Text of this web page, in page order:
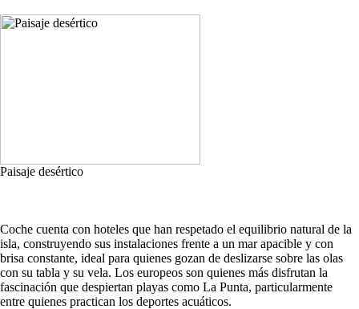
Paisaje desértico
Coche cuenta con hoteles que han respetado el equilibrio natural de la
isla, construyendo sus instalaciones frente a un mar apacible y con
brisa constante, ideal para quienes gozan de deslizarse sobre las olas
con su tabla y su vela. Los europeos son quienes más disfrutan la
fascinación que despiertan playas como La Punta, particularmente
entre quienes practican los deportes acuáticos.